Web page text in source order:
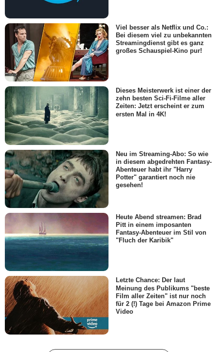
Viel besser als Netflix und Co.:
Bei diesem viel zu unbekannten
Streamingdienst gibt es ganz
großes Schauspiel-Kino pur!
Dieses Meisterwerk ist einer der
zehn besten Sci-Fi-Filme aller
Zeiten: Jetzt erscheint er zum
ersten Mal in 4K!
Neu im Streaming-Abo: So wie
in diesem abgedrehten Fantasy-
Abenteuer habt ihr "Harry
Potter" garantiert noch nie
gesehen!
Heute Abend streamen: Brad
Pitt in einem imposanten
Fantasy-Abenteuer im Stil von
"Fluch der Karibik"
Letzte Chance: Der laut
Meinung des Publikums "beste
Film aller Zeiten" ist nur noch
für 2 (!) Tage bei Amazon Prime
Video